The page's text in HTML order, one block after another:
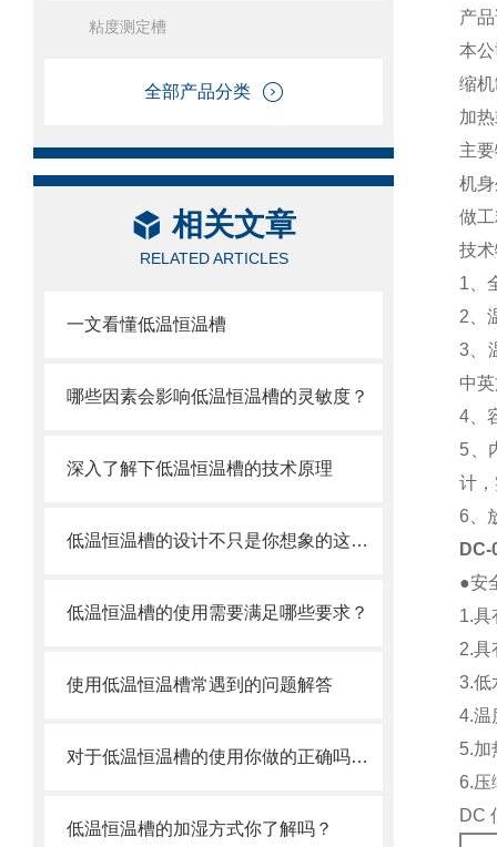
粘度测定槽
全部产品分类
相关文章
RELATED ARTICLES
一文看懂低温恒温槽
哪些因素会影响低温恒温槽的灵敏度？
深入了解下低温恒温槽的技术原理
低温恒温槽的设计不只是你想象的这么简单
低温恒温槽的使用需要满足哪些要求？
使用低温恒温槽常遇到的问题解答
对于低温恒温槽的使用你做的正确吗？看这里
低温恒温槽的加湿方式你了解吗？
产
本
缩
加
主
机
做
技
1、
2、
3、
中
4、
5、
计
6、
●安
1.具
2.具
3.低
4.温
5.加
6.压
DC